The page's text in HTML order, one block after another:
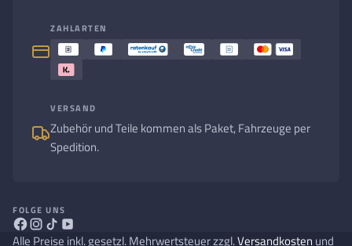
ZAHLARTEN
VERSAND
Zubehör und Teile kommen als Paket, Fahrzeuge per
Spedition.
FOLGE UNS
Alle Preise inkl. gesetzl. Mehrwertsteuer zzgl.Versandkosten und